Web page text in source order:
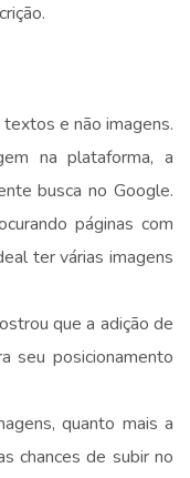
e não imagens.
na plataforma, a
busca no Google.
páginas com
ter várias imagens
que a adição de
seu posicionamento
quanto mais a
chances de subir no